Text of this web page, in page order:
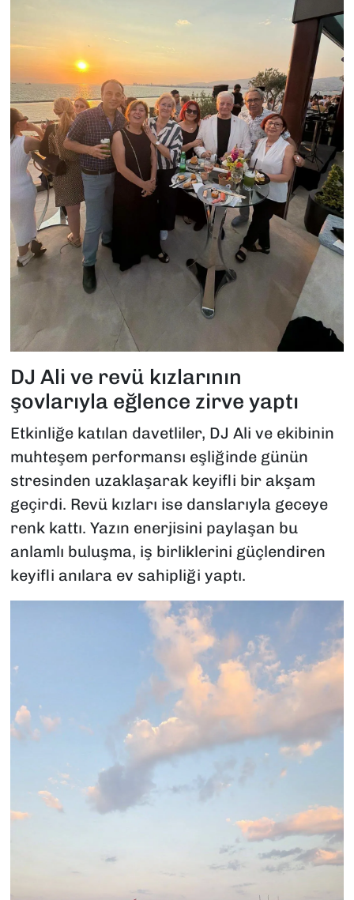
DJ Ali ve revü kızlarının
şovlarıyla eğlence zirve yaptı
Etkinliğe katılan davetliler, DJ Ali ve ekibinin
muhteşem performansı eşliğinde günün
stresinden uzaklaşarak keyifli bir akşam
geçirdi. Revü kızları ise danslarıyla geceye
renk kattı. Yazın enerjisini paylaşan bu
anlamlı buluşma, iş birliklerini güçlendiren
keyifli anılara ev sahipliği yaptı.